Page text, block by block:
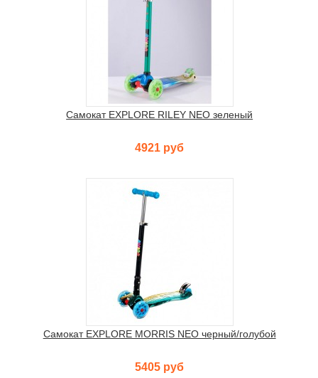
Самокат EXPLORE RILEY NEO зеленый
4921 руб
Самокат EXPLORE MORRIS NEO черный/голубой
5405 руб